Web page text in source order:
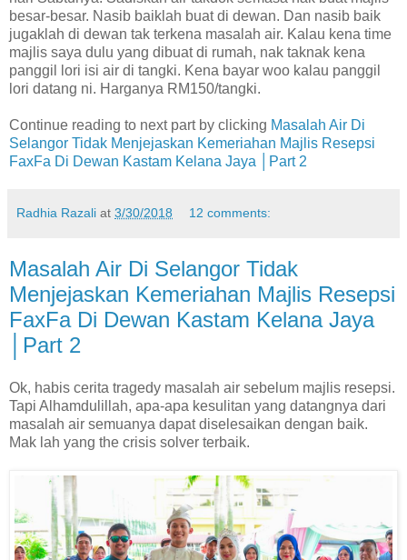
besar-besar. Nasib baiklah buat di dewan. Dan nasib baik
jugaklah di dewan tak terkena masalah air. Kalau kena time
majlis saya dulu yang dibuat di rumah, nak taknak kena
panggil lori isi air di tangki. Kena bayar woo kalau panggil
lori datang ni. Harganya RM150/tangki.
Continue reading to next part by clicking Masalah Air Di
Selangor Tidak Menjejaskan Kemeriahan Majlis Resepsi
FaxFa Di Dewan Kastam Kelana Jaya │Part 2
Radhia Razali at 3/30/2018 12 comments:
Masalah Air Di Selangor Tidak
Menjejaskan Kemeriahan Majlis Resepsi
FaxFa Di Dewan Kastam Kelana Jaya
│Part 2
Ok, habis cerita tragedy masalah air sebelum majlis resepsi.
Tapi Alhamdulillah, apa-apa kesulitan yang datangnya dari
masalah air semuanya dapat diselesaikan dengan baik.
Mak lah yang the crisis solver terbaik.